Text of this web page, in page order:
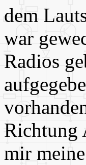
dem
war
Radios
Richtung
mir